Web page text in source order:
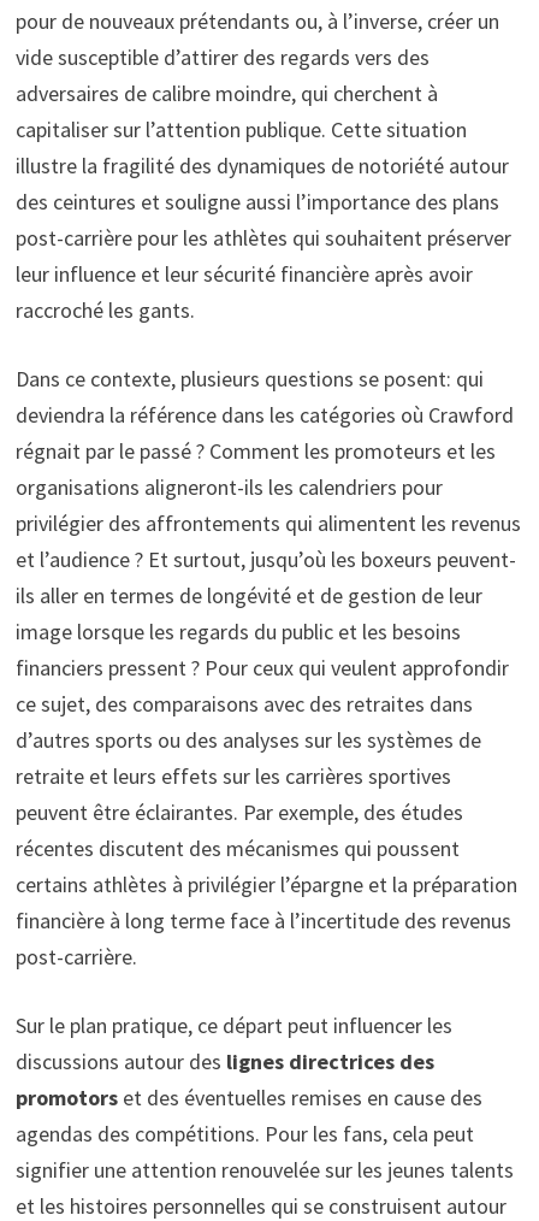
pour de nouveaux prétendants ou, à l’inverse, créer un
vide susceptible d’attirer des regards vers des
adversaires de calibre moindre, qui cherchent à
capitaliser sur l’attention publique. Cette situation
illustre la fragilité des dynamiques de notoriété autour
des ceintures et souligne aussi l’importance des plans
post-carrière pour les athlètes qui souhaitent préserver
leur influence et leur sécurité financière après avoir
raccroché les gants.
Dans ce contexte, plusieurs questions se posent: qui
deviendra la référence dans les catégories où Crawford
régnait par le passé ? Comment les promoteurs et les
organisations aligneront-ils les calendriers pour
privilégier des affrontements qui alimentent les revenus
et l’audience ? Et surtout, jusqu’où les boxeurs peuvent-
ils aller en termes de longévité et de gestion de leur
image lorsque les regards du public et les besoins
financiers pressent ? Pour ceux qui veulent approfondir
ce sujet, des comparaisons avec des retraites dans
d’autres sports ou des analyses sur les systèmes de
retraite et leurs effets sur les carrières sportives
peuvent être éclairantes. Par exemple, des études
récentes discutent des mécanismes qui poussent
certains athlètes à privilégier l’épargne et la préparation
financière à long terme face à l’incertitude des revenus
post-carrière.
Sur le plan pratique, ce départ peut influencer les
discussions autour des lignes directrices des
promotorset des éventuelles remises en cause des
agendas des compétitions. Pour les fans, cela peut
signifier une attention renouvelée sur les jeunes talents
et les histoires personnelles qui se construisent autour